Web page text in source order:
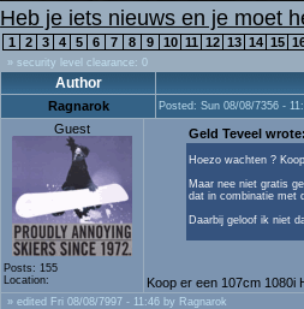
Heb je iets nieuws en je moet
1 2 3 4 5 6 7 8 9 10 11 12 13 14 15
» security level clearance: 0
Author
Ragnarok Posted: Sun 08/08/7356 -
Guest
Posts: 155
Location:
Geld Teveel
Hoezo wachten ?
Maar nee niet gratis
dat in combinatie met
Daarbij geloof ik niet
Koop er een 107cm 1080i
» edited Fri 08/08/7997 - 11:46 by Ragnarok